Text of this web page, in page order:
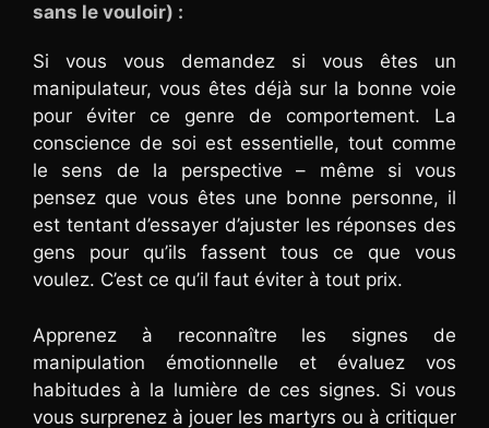
sans le vouloir) :
Si vous vous demandez si vous êtes un
manipulateur, vous êtes déjà sur la bonne voie
pour éviter ce genre de comportement. La
conscience de soi est essentielle, tout comme
le sens de la perspective – même si vous
pensez que vous êtes une bonne personne, il
est tentant d’essayer d’ajuster les réponses des
gens pour qu’ils fassent tous ce que vous
voulez. C’est ce qu’il faut éviter à tout prix.
Apprenez à reconnaître les signes de
manipulation émotionnelle et évaluez vos
habitudes à la lumière de ces signes. Si vous
vous surprenez à jouer les martyrs ou à critiquer